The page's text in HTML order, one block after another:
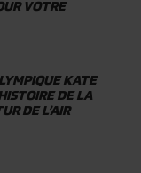
VOTRE
KATE
DE LA
DE L’AIR